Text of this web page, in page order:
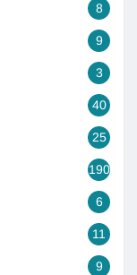
8
9
3
40
25
190
6
11
9